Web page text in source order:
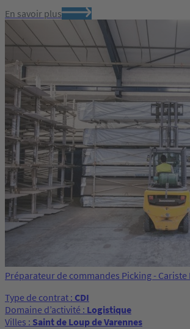
En savoir plus
Préparateur de commandes Picking - Cariste
Type de contrat : CDI
Domaine d’activité : Logistique
Villes : Saint de Loup de Varennes